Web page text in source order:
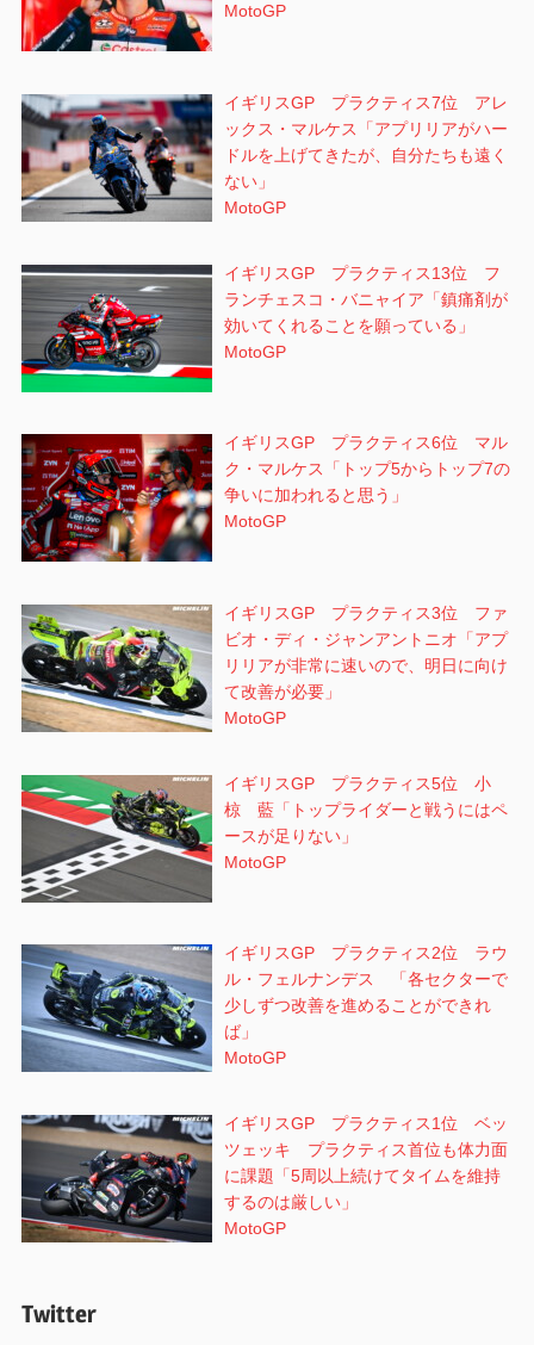
MotoGP
イギリスGP プラクティス7位 アレ
ックス・マルケス「アプリリアがハー
ドルを上げてきたが、自分たちも遠く
ない」
MotoGP
イギリスGP プラクティス13位 フ
ランチェスコ・バニャイア「鎮痛剤が
効いてくれることを願っている」
MotoGP
イギリスGP プラクティス6位 マル
ク・マルケス「トップ5からトップ7の
争いに加われると思う」
MotoGP
イギリスGP プラクティス3位 ファ
ビオ・ディ・ジャンアントニオ「アプ
リリアが非常に速いので、明日に向け
て改善が必要」
MotoGP
イギリスGP プラクティス5位 小
椋 藍「トップライダーと戦うにはペ
ースが足りない」
MotoGP
イギリスGP プラクティス2位 ラウ
ル・フェルナンデス 「各セクターで
少しずつ改善を進めることができれ
ば」
MotoGP
イギリスGP プラクティス1位 ベッ
ツェッキ プラクティス首位も体力面
に課題「5周以上続けてタイムを維持
するのは厳しい」
MotoGP
Twitter